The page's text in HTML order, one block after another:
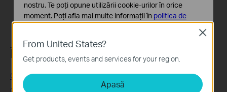
Întrebări similare:
Common questions about VIGI
From United States?
Get products, events and services for your region.
Apasă
Close
nostru. Te poți opune utilizării cookie-urilor în orice
moment. Poți afla mai multe informații în politica de
Cookie-uri de bază
Aceste cookie-uri sunt necesare pentru funcționarea
site-ului web și nu pot fi dezactivate în sistemele tale
Cookie-uri de analiză și marketing